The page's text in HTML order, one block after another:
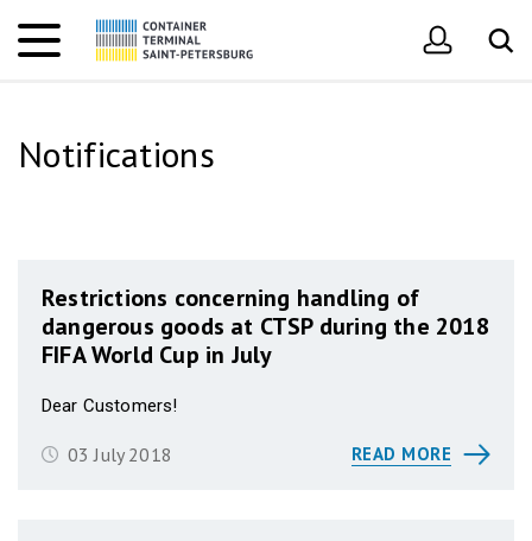
Notifications
Restrictions concerning handling of
dangerous goods at CTSP during the 2018
FIFA World Cup in July
Dear Customers!
03 July 2018 READ MORE